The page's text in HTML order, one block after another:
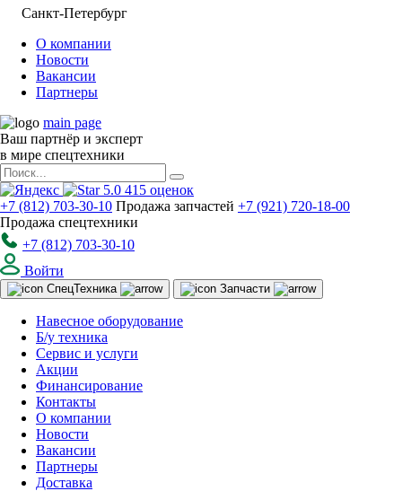
Санкт-Петербург
О компании
Новости
Вакансии
Партнеры
main page
Ваш партнёр и эксперт
в мире спецтехники
5.0 415 оценок
+7 (812) 703-30-10 Продажа запчастей +7 (921) 720-18-00
Продажа спецтехники
+7 (812) 703-30-10
Войти
СпецТехника Запчасти
Навесное оборудование
Б/у техника
Сервис и услуги
Акции
Финансирование
Контакты
О компании
Новости
Вакансии
Партнеры
Доставка